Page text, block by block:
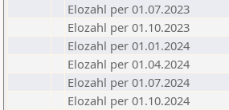
Elozahl per 01.07.2023
Elozahl per 01.10.2023
Elozahl per 01.01.2024
Elozahl per 01.04.2024
Elozahl per 01.07.2024
Elozahl per 01.10.2024